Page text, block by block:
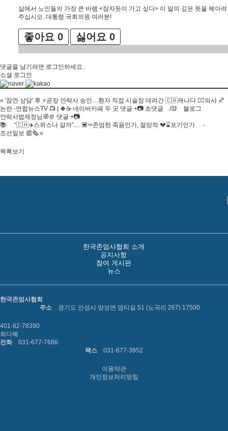
삶에서 노인들의 가장 큰 바램 <잠자듯이 가고 싶다> 이 말의 깊은 뜻을 헤아려
주십시오. 대통령 국회의원 여러분!
좋아요 0 싫어요 0
댓글을 남기려면 로그인하세요.
소셜 로그인
« '잠깐 상담' 후 ⚡️곧장 안락사 승인…환자 직접 시술장 데려간 🇨🇦캐나다 👨‍⚕️의사 ♐️
논란 -연합뉴스TV 📺 | 🍀☕️ 네이버카페 두 곳 댓글 +📷 초댓글 /🔳 블로그
안락사법제정님🧭🫅 댓글 +📷
📚 “🇨🇭✈️스위스나 갈까”… 💟⚰️존엄한 죽음인가, 절망적 💔⌛️포기인가 -
조선일보 📰🗞 »
목록보기
한국존엄사협회 소개
공지사항
참여 게시판
뉴스
한국존엄사협회
주소
경기도 안성시 양성면 염티길 51 (노곡리 267) 17500
401-82-78390
최다혜
전화
031-677-7686
팩스
031-677-3952
이용약관
개인정보처리방침